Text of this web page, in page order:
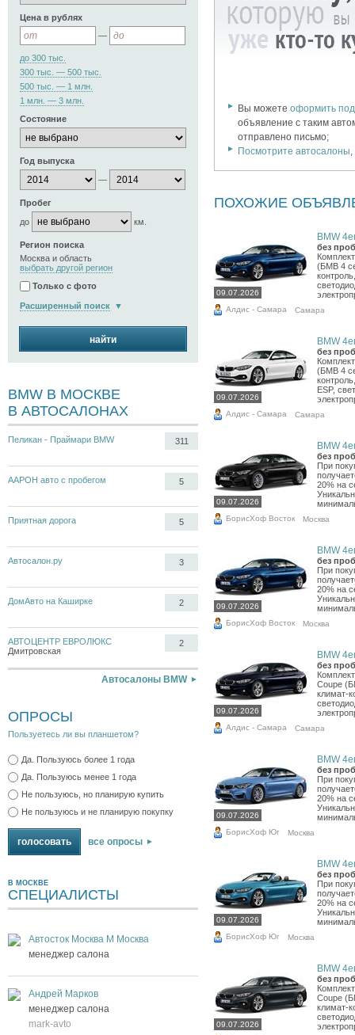
Цена в рублях
—
до 300 тыс.
300 тыс. — 500 тыс.
500 тыс. — 1 млн.
1 млн. — 3 млн.
Состояние
Год выпуска
—
Пробег
до
км.
Регион поиска
Москва и область
выбрать другой регион
Только с фото
Расширенный поиск
найти
BMW В МОСКВЕ
В АВТОСАЛОНАХ
Пеликан - Праймари BMW 311
ААРОН авто с пробегом 5
Приятная дорога 5
Автосалон.ру 3
ДомАвто на Каширке 2
АВТОЦЕНТР ЕВРОЛЮКС
Дмитровская
2
Автосалоны BMW
ОПРОСЫ
Пользуетесь ли вы планшетом?
Да. Пользуюсь более 1 года
Да. Пользуюсь менее 1 года
Не пользуюсь, но планирую купить
Не пользуюсь и не планирую покупку
все опросы
В МОСКВЕ
СПЕЦИАЛИСТЫ
Автосток Москва М Москва
менеджер салона
Андрей Марков
менеджер салона
mark-avto
Вы можетеоформить
объявление с таким
отправлено письмо;
Посмотрите автосалоны
ПОХОЖИЕ
09.07.2026
BMW
без
(БМВ 4
Алдис - Самара Самара
09.07.2026
BMW
без
(БМВ 4
ESP,
Алдис - Самара Самара
09.07.2026
BMW
без
При
20% на
БорисХоф Восток Москва
09.07.2026
BMW
без
При
20% на
БорисХоф Восток Москва
09.07.2026
BMW
без
Coupe
климат-
Алдис - Самара Самара
09.07.2026
BMW
без
При
20% на
БорисХоф Юг Москва
09.07.2026
BMW
без
При
20% на
БорисХоф Юг Москва
09.07.2026
BMW
без
Coupe
климат-